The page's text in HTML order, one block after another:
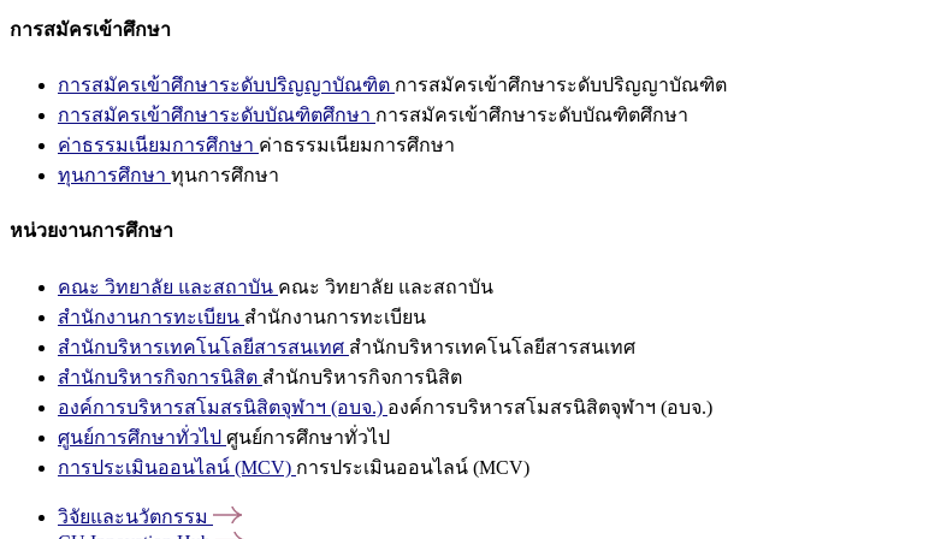
การสมัครเข้าศึกษา
การสมัครเข้าศึกษาระดับปริญญาบัณฑิต การสมัครเข้าศึกษาระดับปริญญาบัณฑิต
การสมัครเข้าศึกษาระดับบัณฑิตศึกษา การสมัครเข้าศึกษาระดับบัณฑิตศึกษา
ค่าธรรมเนียมการศึกษา ค่าธรรมเนียมการศึกษา
ทุนการศึกษา ทุนการศึกษา
หน่วยงานการศึกษา
คณะ วิทยาลัย และสถาบัน คณะ วิทยาลัย และสถาบัน
สำนักงานการทะเบียน สำนักงานการทะเบียน
สำนักบริหารเทคโนโลยีสารสนเทศ สำนักบริหารเทคโนโลยีสารสนเทศ
สำนักบริหารกิจการนิสิต สำนักบริหารกิจการนิสิต
องค์การบริหารสโมสรนิสิตจุฬาฯ (อบจ.) องค์การบริหารสโมสรนิสิตจุฬาฯ (อบจ.)
ศูนย์การศึกษาทั่วไป ศูนย์การศึกษาทั่วไป
การประเมินออนไลน์ (MCV) การประเมินออนไลน์ (MCV)
วิจัยและนวัตกรรม